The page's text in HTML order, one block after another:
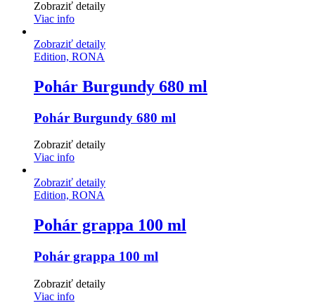
Zobraziť detaily
Viac info
Zobraziť detaily
Edition, RONA
Pohár Burgundy 680 ml
Pohár Burgundy 680 ml
Zobraziť detaily
Viac info
Zobraziť detaily
Edition, RONA
Pohár grappa 100 ml
Pohár grappa 100 ml
Zobraziť detaily
Viac info